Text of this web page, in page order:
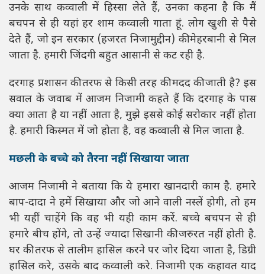
उनके साथ कव्वाली में हिस्सा लेते हैं, उनका कहना है कि मैं
बचपन से ही यहां हर शाम कव्वाली गाता हूं. लोग खुशी से पैसे
देते हैं, जो इन सरकार (हजरत निजामुद्दीन) की मेहरबानी से मिल
जाता है. हमारी जिंदगी बहुत आसानी से कट रही है.
दरगाह प्रशासन की तरफ से किसी तरह की मदद की जाती है? इस
सवाल के जवाब में आजम निजामी कहते हैं कि दरगाह के पास
क्या आता है या नहीं आता है, मुझे इससे कोई सरोकार नहीं होता
है. हमारी किस्मत में जो होता है, वह कव्वाली से मिल जाता है.
मछली के बच्चे को तैरना नहीं सिखाया जाता
आजम निजामी ने बताया कि ये हमारा खानदारी काम है. हमारे
बाप-दादा ने हमें सिखाया और जो आने वाली नस्लें होगी, तो हम
भी यहीं चाहेंगे कि वह भी यही काम करें. बच्चे बचपन से ही
हमारे बीच होंगे, तो उन्हें ज्यादा सिखानी की जरुरत नहीं होती है.
घर की तरफ से तालीम हासिल करने पर जोर दिया जाता है, डिग्री
हासिल करे, उसके बाद कव्वाली करे. निजामी एक कहावत याद